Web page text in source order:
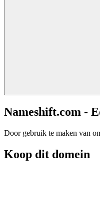
Nameshift.com -
Door gebruik te maken van
Koop dit domein